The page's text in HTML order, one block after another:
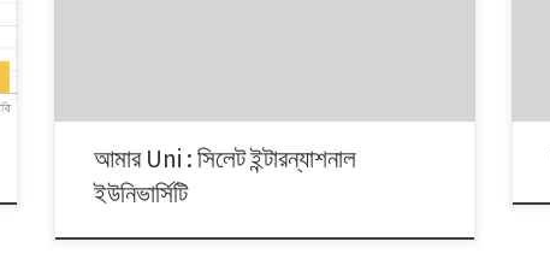
আমার Uni : সিলেট ইন্টারন্যাশনাল
ইউনিভার্সিটি